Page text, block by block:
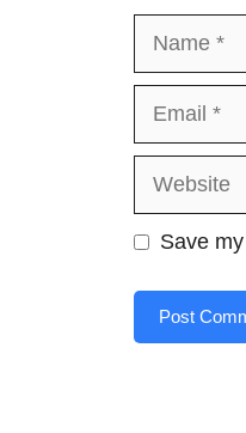
Website
Save